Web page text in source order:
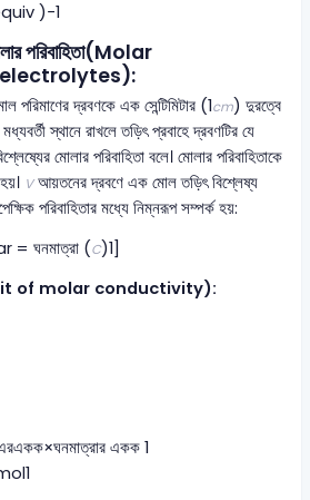
)−1
পরিবাহিতা(Molar
দ্রবণকে এক সেন্টিমিটার (1cm) দুরত্বে
স্থানে রাখলে তড়িৎ প্রবাহে দ্রবণটির যে
মোলার পরিবাহিতা বলে। মোলার পরিবাহিতাকে
Vআয়তনের দ্রবণে এক মোল তড়িৎ বিশ্লেষ্য
পরিবাহিতার মধ্যে নিম্নরূপ সম্পর্ক হয়:
​= ঘনমাত্রা (C)1​]
of molar conductivity):
একক 1​